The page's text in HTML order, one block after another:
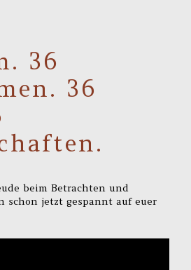
36
36
beim Betrachten und
schon jetzt gespannt auf euer